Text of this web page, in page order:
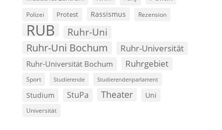
Polizei Protest Rassismus Rezension
RUB Ruhr-Uni
Ruhr-Uni Bochum Ruhr-Universität
Ruhr-Universität Bochum Ruhrgebiet
Sport Studierende Studierendenparlament
Studium StuPa Theater Uni
Universität